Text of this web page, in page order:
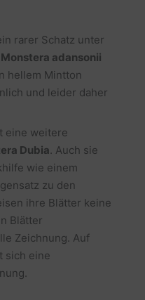
rarer Schatz unter
Monstera adansonii
hellem Mintton
und leider daher
eine weitere
Dubia. Auch sie
wie einem
zu den
ihre Blätter keine
Blätter
Zeichnung. Auf
sich eine